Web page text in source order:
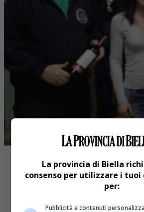
Share
La provincia di Biella
consenso per utilizzare i
per:
Pubblicità e contenuti